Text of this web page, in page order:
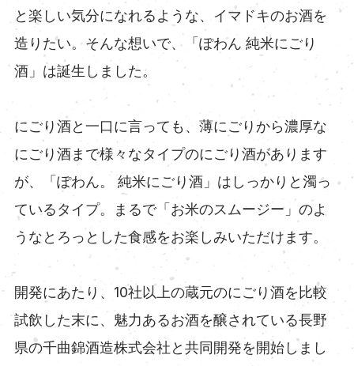
と楽しい気分になれるような、イマドキのお酒を
造りたい。そんな想いで、「ぽわん 純米にごり
酒」は誕生しました。
にごり酒と一口に言っても、薄にごりから濃厚な
にごり酒まで様々なタイプのにごり酒があります
が、「ぽわん。 純米にごり酒」はしっかりと濁っ
ているタイプ。まるで「お米のスムージー」のよ
うなとろっとした食感をお楽しみいただけます。
開発にあたり、10社以上の蔵元のにごり酒を比較
試飲した末に、魅力あるお酒を醸されている長野
県の千曲錦酒造株式会社と共同開発を開始しまし